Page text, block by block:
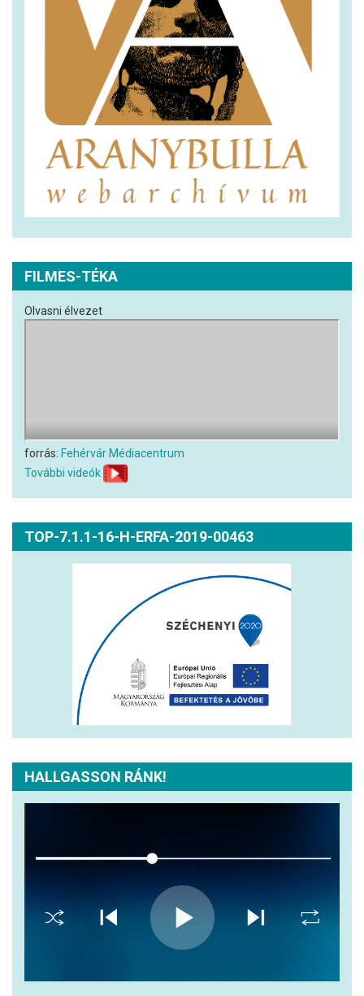
FILMES-TÉKA
Olvasni élvezet
forrás: Fehérvár Médiacentrum
További videók
TOP-7.1.1-16-H-ERFA-2019-00463
HALLGASSON RÁNK!